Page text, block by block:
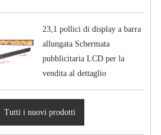
23,1 pollici di display a barra
allungata Schermata
pubblicitaria LCD per la
vendita al dettaglio
Tutti i nuovi prodotti